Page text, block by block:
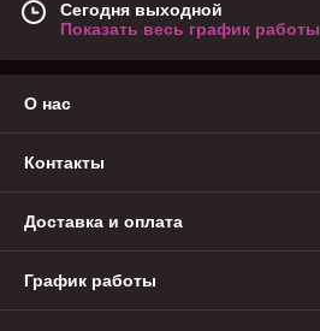
Сегодня выходной
Показать весь график работы
О нас
Контакты
Доставка и оплата
График работы